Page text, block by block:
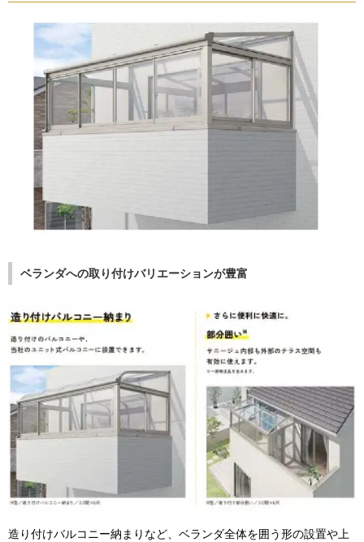
ベランダへの取り付けバリエーションが豊富
造り付けバルコニー納まりなど、ベランダ全体を囲う形の設置や上